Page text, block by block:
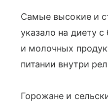
Самые высокие и
указало на диету
и молочных
питании внутри
Горожане и